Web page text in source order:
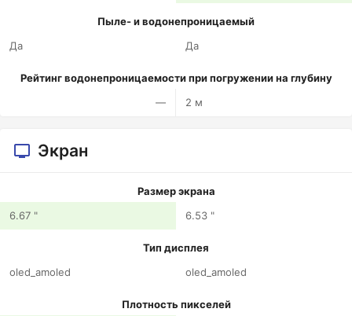
Пыле- и водонепроницаемый
Да
Да
Рейтинг водонепроницаемости при погружении на глубину
—
2 м
Экран
Размер экрана
6.67 "
6.53 "
Тип дисплея
oled_amoled
oled_amoled
Плотность пикселей